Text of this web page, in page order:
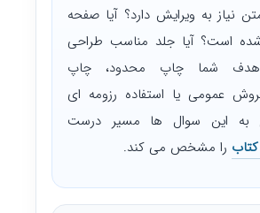
نیاز به ویرایش دارد؟ آیا صفحه
شده است؟ آیا جلد مناسب طراحی
هدف شما چاپ محدود، چاپ
عمومی یا استفاده رزومه ای
به این سوال ها مسیر درست
را مشخص می کند.